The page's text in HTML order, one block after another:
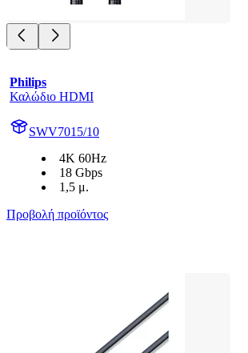
Philips
Καλώδιο HDMI
SWV7015/10
4K 60Hz
18 Gbps
1,5 μ.
Προβολή προϊόντος